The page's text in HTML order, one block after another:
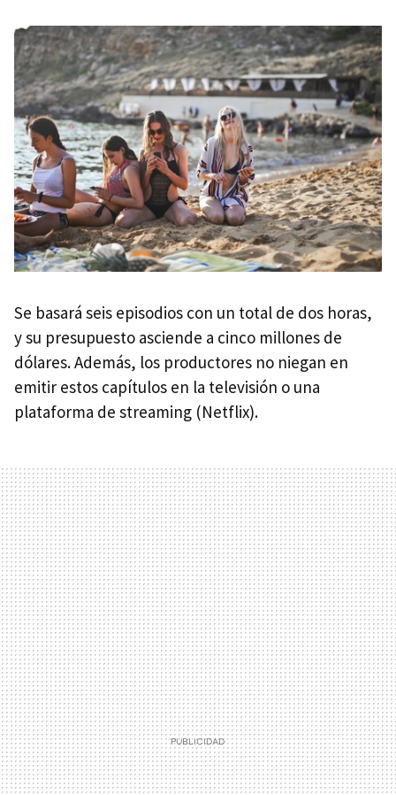
Se basará seis episodios con un total de dos horas,
y su presupuesto asciende a cinco millones de
dólares. Además, los productores no niegan en
emitir estos capítulos en la televisión o una
plataforma de streaming (Netflix).